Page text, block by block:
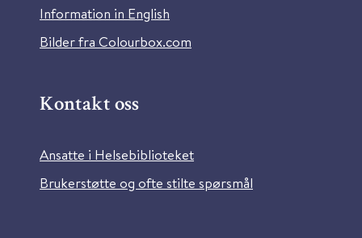
Information in English
Bilder fra Colourbox.com
Kontakt oss
Ansatte i Helsebiblioteket
Brukerstøtte og ofte stilte spørsmål